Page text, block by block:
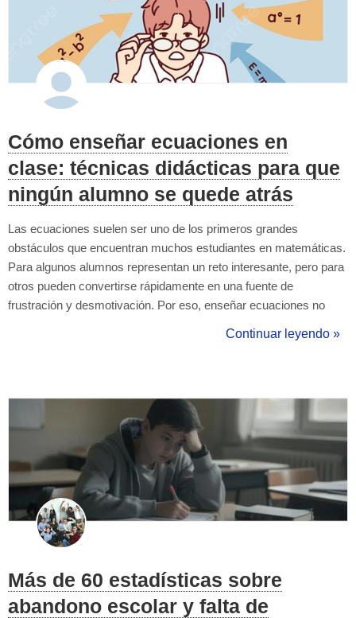
Cómo enseñar ecuaciones en
clase: técnicas didácticas para que
ningún alumno se quede atrás
Las ecuaciones suelen ser uno de los primeros grandes
obstáculos que encuentran muchos estudiantes en matemáticas.
Para algunos alumnos representan un reto interesante, pero para
otros pueden convertirse rápidamente en una fuente de
frustración y desmotivación. Por eso, enseñar ecuaciones no
ejercicios en la pizarra. Un enfoque didáctico adecuado puede
Continuar leyendo »
Más de 60 estadísticas sobre
abandono escolar y falta de